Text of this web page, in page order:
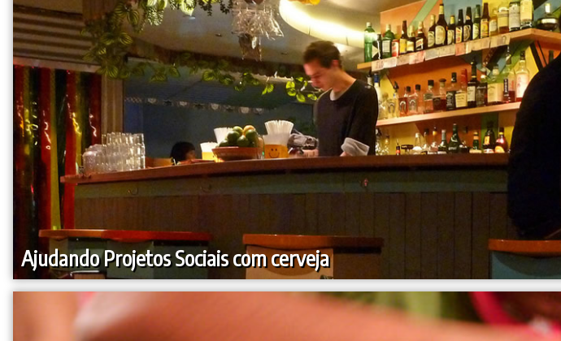
Ajudando Projetos Sociais com cerveja